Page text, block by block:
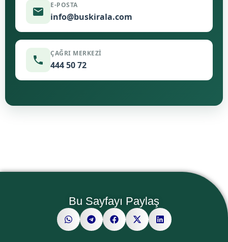
E-POSTA
info@buskirala.com
ÇAĞRI MERKEZI
444 50 72
Bu Sayfayı Paylaş